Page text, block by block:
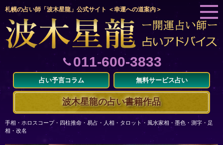
札幌の占い師「波木星龍」公式サイト ＜幸運への道案内＞
011-600-3833
占い予言コラム 無料サービス占い
波木星龍の占い書籍作品
手相・ホロスコープ・四柱推命・易占・人相・タロット・風水家相・墨色・測字・足
相・改名